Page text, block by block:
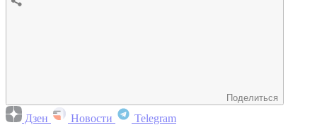
Поделиться
Дзен Новости Telegram